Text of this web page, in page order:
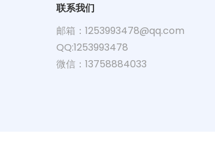
联系我们
邮箱：1253993478@qq.com
QQ:1253993478
微信：13758884033